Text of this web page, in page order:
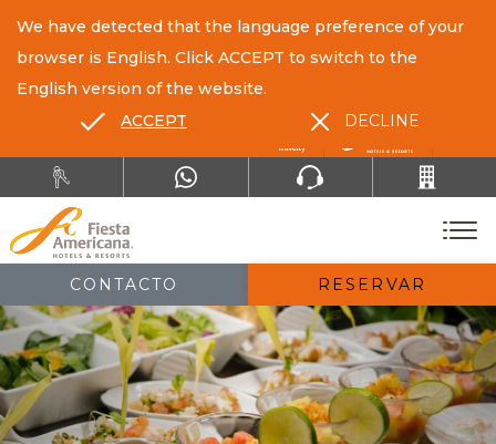
CONTACTO RESERVAR
We have detected that the language preference of your
browser is English. Click ACCEPT to switch to the
English version of the website.
ACCEPT
DECLINE